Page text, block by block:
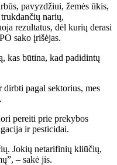
pavyzdžiui, žemės ūkis,
narių,
rezultatus, dėl kurių derasi
sako įrišėjas.
kas būtina, kad padidintų
dirbti pagal sektorius, mes
pereiti prie prekybos
ir pesticidai.
Jokių netarifinių kliūčių,
– sakė jis.